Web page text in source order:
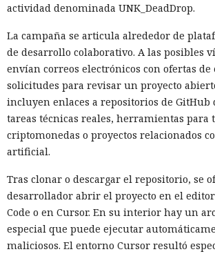
actividad denominada UNK_DeadDrop.
La campaña se articula alrededor de
de desarrollo colaborativo. A las posibles
envían correos electrónicos con ofertas de
solicitudes para revisar un proyecto
incluyen enlaces a repositorios de GitHub
tareas técnicas reales, herramientas para
criptomonedas o proyectos relacionados
artificial.
Tras clonar o descargar el repositorio, se
desarrollador abrir el proyecto en el
Code o en Cursor. En su interior hay un
especial que puede ejecutar
maliciosos. El entorno Cursor resultó